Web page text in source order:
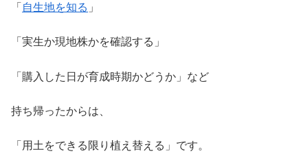
「 自生地を知る 」
「実生か現地株かを確認する」
「購入した日が育成時期かどうか」など
持ち帰ったからは、
「用土をできる限り植え替える」です。